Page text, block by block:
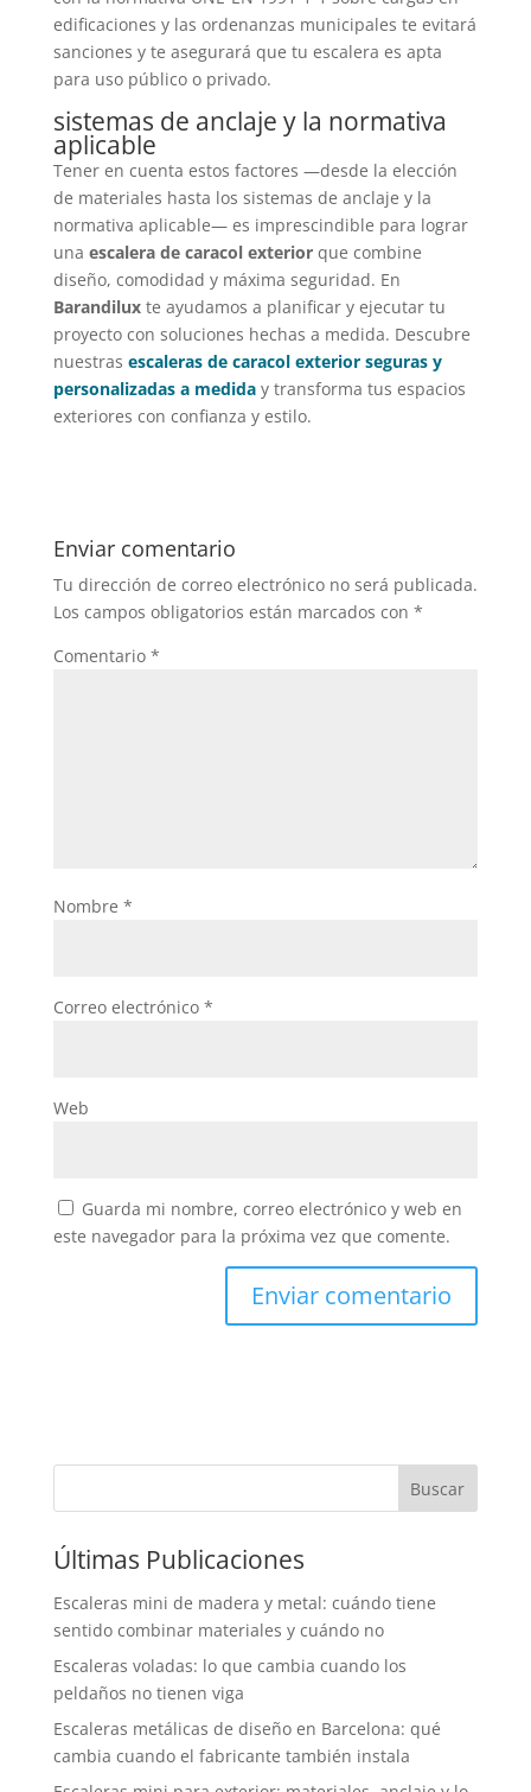
edificaciones y las ordenanzas municipales te evitará
sanciones y te asegurará que tu escalera es apta
para uso público o privado.
sistemas de anclaje y la normativa
aplicable
Tener en cuenta estos factores —desde la elección
de materiales hasta los sistemas de anclaje y la
normativa aplicable— es imprescindible para lograr
una escalera de caracol exteriorque combine
diseño, comodidad y máxima seguridad. En
Barandiluxte ayudamos a planificar y ejecutar tu
proyecto con soluciones hechas a medida. Descubre
nuestras escaleras de caracol exterior seguras y
personalizadas a mediday transforma tus espacios
exteriores con confianza y estilo.
Enviar comentario
Tu dirección de correo electrónico no será publicada.
Los campos obligatorios están marcados con *
Comentario *
Nombre *
Correo electrónico *
Web
Guarda mi nombre, correo electrónico y web en
este navegador para la próxima vez que comente.
Buscar
Últimas Publicaciones
Escaleras mini de madera y metal: cuándo tiene
sentido combinar materiales y cuándo no
Escaleras voladas: lo que cambia cuando los
peldaños no tienen viga
Escaleras metálicas de diseño en Barcelona: qué
cambia cuando el fabricante también instala